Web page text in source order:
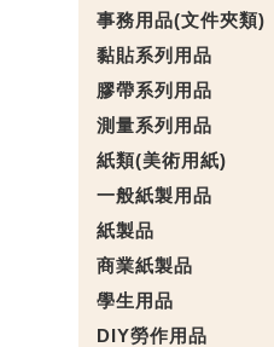
事務用品(文件夾類)
黏貼系列用品
膠帶系列用品
測量系列用品
紙類(美術用紙)
一般紙製用品
紙製品
商業紙製品
學生用品
DIY勞作用品